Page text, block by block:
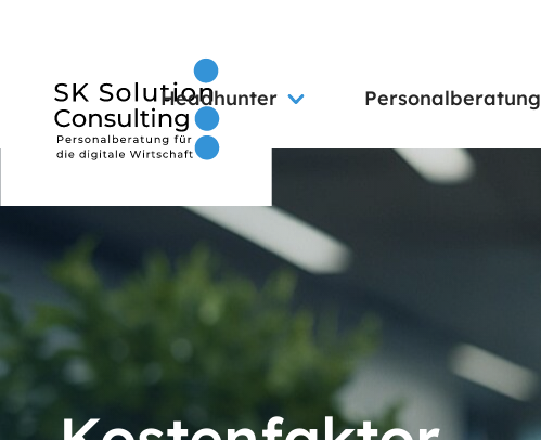
Headhunter Personalberatung